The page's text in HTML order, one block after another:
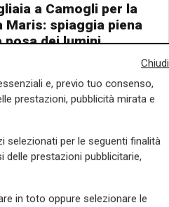
a Camogli per la
Maris: spiaggia piena
posa dei lumini
03/08/2026
Chiudi
e, previo tuo consenso,
prestazioni, pubblicità mirata e
selezionati per le seguenti finalità
delle prestazioni pubblicitarie,
in toto oppure selezionare le